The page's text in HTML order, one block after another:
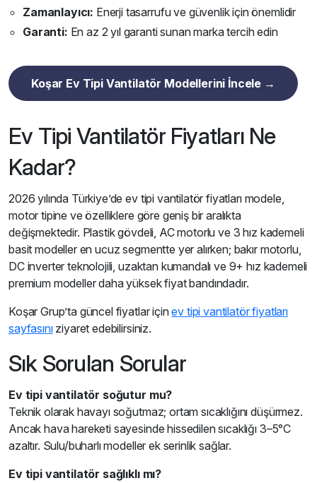
Zamanlayıcı: Enerji tasarrufu ve güvenlik için önemlidir
Garanti: En az 2 yıl garanti sunan marka tercih edin
Koşar Ev Tipi Vantilatör Modellerini İncele →
Ev Tipi Vantilatör Fiyatları Ne
Kadar?
2026 yılında Türkiye’de ev tipi vantilatör fiyatları modele,
motor tipine ve özelliklere göre geniş bir aralıkta
değişmektedir. Plastik gövdeli, AC motorlu ve 3 hız kademeli
basit modeller en ucuz segmentte yer alırken; bakır motorlu,
DC inverter teknolojili, uzaktan kumandalı ve 9+ hız kademeli
premium modeller daha yüksek fiyat bandındadır.
Koşar Grup’ta güncel fiyatlar içinev tipi vantilatör fiyatları
sayfasınıziyaret edebilirsiniz.
Sık Sorulan Sorular
Ev tipi vantilatör soğutur mu?
Teknik olarak havayı soğutmaz; ortam sıcaklığını düşürmez.
Ancak hava hareketi sayesinde hissedilen sıcaklığı 3–5°C
azaltır. Sulu/buharlı modeller ek serinlik sağlar.
Ev tipi vantilatör sağlıklı mı?